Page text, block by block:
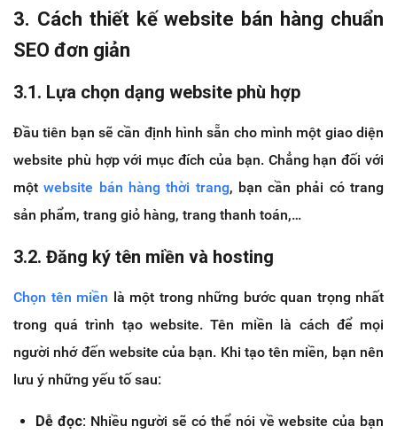
3. Cách thiết kế website bán hàng chuẩn
SEO đơn giản
3.1. Lựa chọn dạng website phù hợp
Đầu tiên bạn sẽ cần định hình sẵn cho mình một giao diện
website phù hợp với mục đích của bạn. Chẳng hạn đối với
mộtwebsite bán hàng thời trang, bạn cần phải có trang
sản phẩm, trang giỏ hàng, trang thanh toán,…
3.2. Đăng ký tên miền và hosting
Chọn tên miền là một trong những bước quan trọng nhất
trong quá trình tạo website. Tên miền là cách để mọi
người nhớ đến website của bạn. Khi tạo tên miền, bạn nên
lưu ý những yếu tố sau:
Dễ đọc: Nhiều người sẽ có thể nói về website của bạn